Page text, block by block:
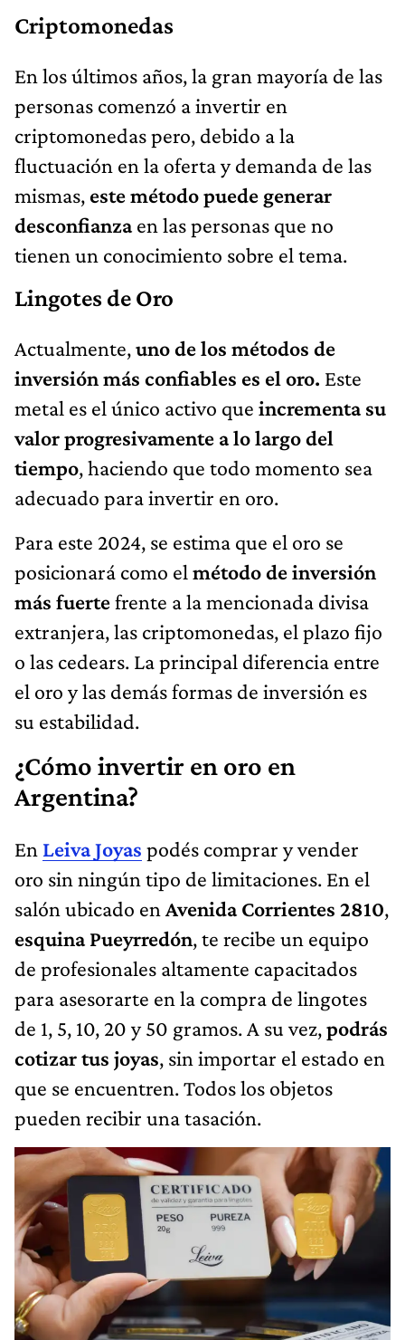
Criptomonedas
En los últimos años, la gran mayoría de las
personas comenzó a invertir en
criptomonedas pero, debido a la
fluctuación en la oferta y demanda de las
mismas, este método puede generar
desconfianzaen las personas que no
tienen un conocimiento sobre el tema.
Lingotes de Oro
Actualmente,uno de los métodos de
inversión más confiables es el oro. Este
metal es el único activo que incrementa su
valor progresivamente a lo largo del
tiempo, haciendo que todo momento sea
adecuado para invertir en oro.
Para este 2024, se estima que el oro se
posicionará como el método de inversión
más fuertefrente a la mencionada divisa
extranjera, las criptomonedas, el plazo fijo
o las cedears. La principal diferencia entre
el oro y las demás formas de inversión es
su estabilidad.
¿Cómo invertir en oro en
Argentina?
En Leiva Joyas podés comprar y vender
oro sin ningún tipo de limitaciones. En el
salón ubicado en Avenida Corrientes 2810,
esquina Pueyrredón, te recibe un equipo
de profesionales altamente capacitados
para asesorarte en la compra de lingotes
de 1, 5, 10, 20 y 50 gramos. A su vez,podrás
cotizar tus joyas, sin importar el estado en
que se encuentren. Todos los objetos
pueden recibir una tasación.